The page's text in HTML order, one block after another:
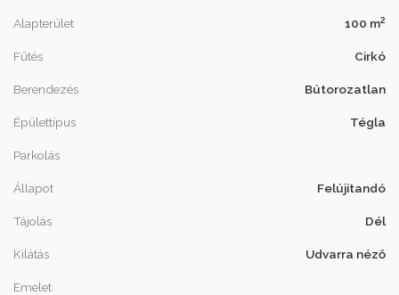
Alapterület 100 m2
Fűtés Cirkó
Berendezés Bútorozatlan
Épülettípus Tégla
Parkolás
Állapot Felújítandó
Tájolás Dél
Kilátás Udvarra néző
Emelet